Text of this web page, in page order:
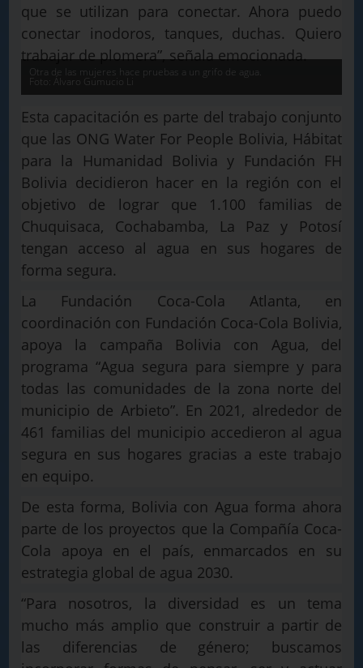
que se utilizan para conectar. Ahora puedo
conectar inodoros, tanques, duchas. Quiero
trabajar de plomera”, señala emocionada.
Otra de las mujeres hace pruebas a un grifo de agua.
Foto: Álvaro Gumucio Li
Esta capacitación es parte del trabajo conjunto
que las ONG Water For People Bolivia, Hábitat
para la Humanidad Bolivia y Fundación FH
Bolivia decidieron hacer en la región con el
objetivo de lograr que 1.100 familias de
Chuquisaca, Cochabamba, La Paz y Potosí
tengan acceso al agua en sus hogares de
forma segura.
La Fundación Coca-Cola Atlanta, en
coordinación con Fundación Coca-Cola Bolivia,
apoya la campaña Bolivia con Agua, del
programa “Agua segura para siempre y para
todas las comunidades de la zona norte del
municipio de Arbieto”. En 2021, alrededor de
461 familias del municipio accedieron al agua
segura en sus hogares gracias a este trabajo
en equipo.
De esta forma, Bolivia con Agua forma ahora
parte de los proyectos que la Compañía Coca-
Cola apoya en el país, enmarcados en su
estrategia global de agua 2030.
“Para nosotros, la diversidad es un tema
mucho más amplio que construir a partir de
las diferencias de género; buscamos